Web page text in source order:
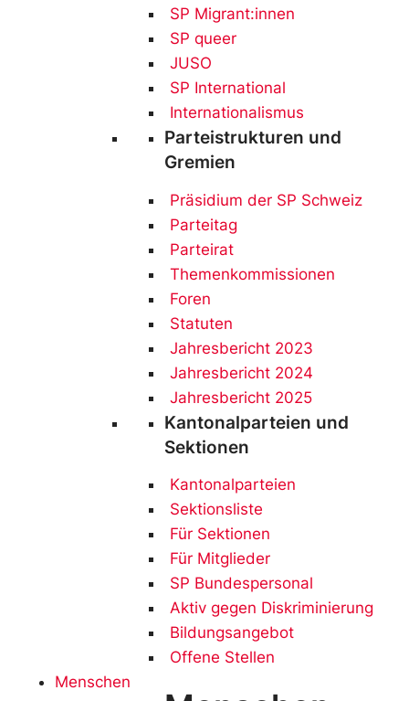
SP Migrant:innen
SP queer
JUSO
SP International
Internationalismus
Parteistrukturen und
Gremien
Präsidium der SP Schweiz
Parteitag
Parteirat
Themenkommissionen
Foren
Statuten
Jahresbericht 2023
Jahresbericht 2024
Jahresbericht 2025
Kantonalparteien und
Sektionen
Kantonalparteien
Sektionsliste
Für Sektionen
Für Mitglieder
SP Bundespersonal
Aktiv gegen Diskriminierung
Bildungsangebot
Offene Stellen
Menschen